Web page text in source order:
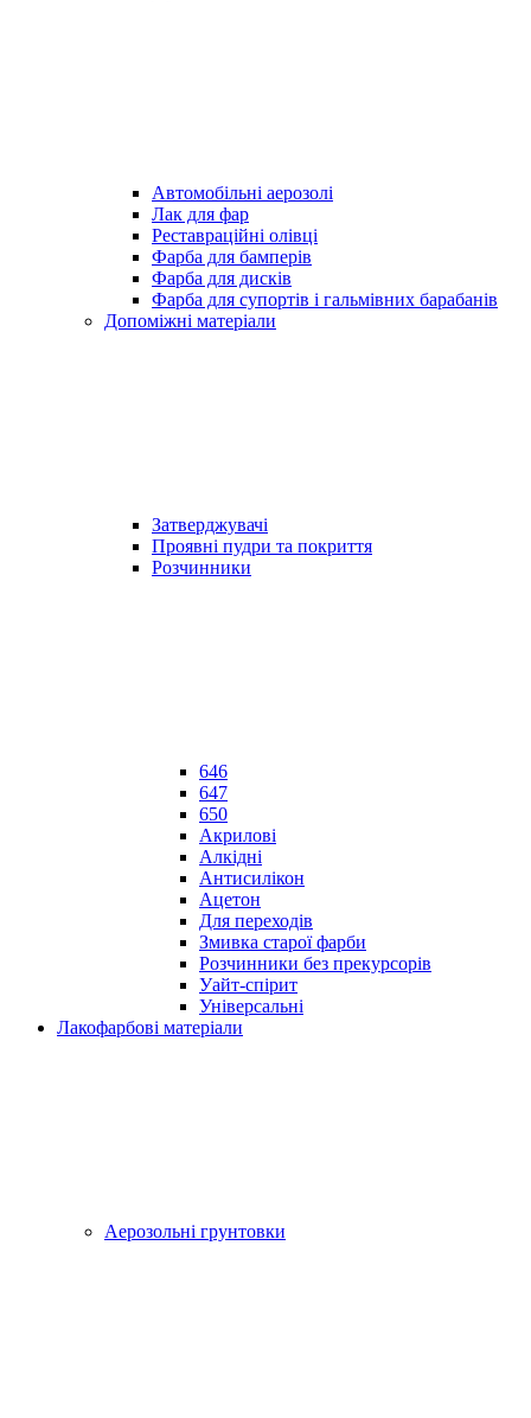
Автомобільні аерозолі
Лак для фар
Реставраційні олівці
Фарба для бамперів
Фарба для дисків
Фарба для супортів і гальмівних барабанів
Допоміжні матеріали
Затверджувачі
Проявні пудри та покриття
Розчинники
646
647
650
Акрилові
Алкідні
Антисилікон
Ацетон
Для переходів
Змивка старої фарби
Розчинники без прекурсорів
Уайт-спірит
Універсальні
Лакофарбові матеріали
Аерозольні грунтовки